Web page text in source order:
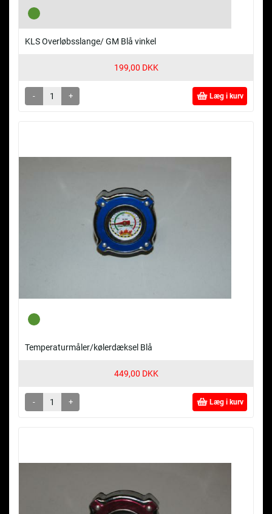
KLS Overløbsslange/ GM Blå vinkel
199,00 DKK
- + Læg i kurv
Temperaturmåler/kølerdæksel Blå
449,00 DKK
- + Læg i kurv